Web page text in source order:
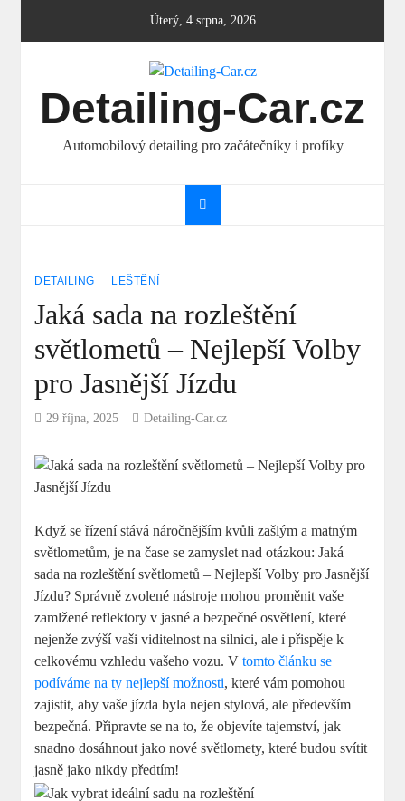
Úterý, 4 srpna, 2026
Detailing-Car.cz
Automobilový detailing pro začátečníky i profíky
DETAILING LEŠTĚNÍ
Jaká sada na rozleštění
světlometů – Nejlepší Volby
pro Jasnější Jízdu
29 října, 2025 Detailing-Car.cz
Když se řízení stává náročnějším kvůli zašlým a matným
světlometům, je na čase se zamyslet nad otázkou: Jaká
sada⁣ na rozleštění ⁢světlometů – Nejlepší Volby ⁤pro Jasnější
Jízdu? Správně zvolené nástroje mohou proměnit vaše
zamlžené reflektory v jasné a bezpečné osvětlení, které
nejenže zvýší vaši viditelnost na silnici, ale i přispěje k
celkovému vzhledu⁢ vašeho vozu. ‍Vtomto článku se
podíváme na ty nejlepší možnosti, které vám pomohou
zajistit, aby vaše jízda byla nejen stylová, ale především
bezpečná. Připravte se na to, že objevíte tajemství, jak
snadno dosáhnout jako nové světlomety, které budou svítit
jasně jako nikdy​ předtím!